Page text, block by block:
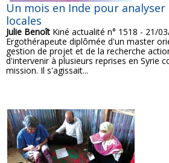
Un mois en Inde pour
locales
Julie Benoît Kiné actualité n° 1518 - 21/
Ergothérapeute diplômée d'un master
gestion de projet et de la recherche
d'intervenir à plusieurs reprises en Syrie
mission. Il s'agissait...